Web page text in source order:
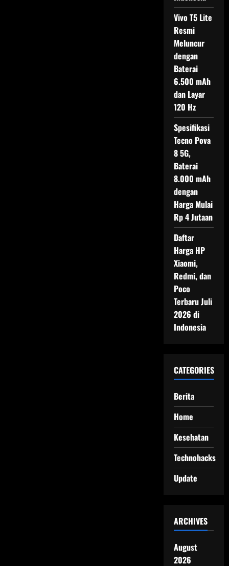
Vivo T5 Lite
Resmi
Meluncur
dengan
Baterai
6.500 mAh
dan Layar
120 Hz
Spesifikasi
Tecno Pova
8 5G,
Baterai
8.000 mAh
dengan
Harga Mulai
Rp 4 Jutaan
Daftar
Harga HP
Xiaomi,
Redmi, dan
Poco
Terbaru Juli
2026 di
Indonesia
CATEGORIES
Berita
Home
Kesehatan
Technohacks
Update
ARCHIVES
August
2026